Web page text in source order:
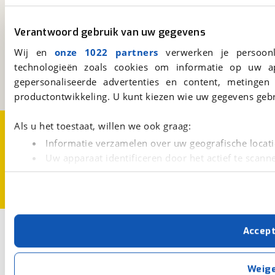
Verantwoord gebruik van uw gegevens
Wij en onze 1022 partners verwerken je
technologieën zoals cookies om informatie op
gepersonaliseerde advertenties en content,
productontwikkeling. U kunt kiezen wie uw gegevens
Als u het toestaat, willen we ook graag:
Informatie verzamelen over uw geografische
Uw apparaat identificeren door het actief te
Lees meer over hoe uw persoonlijke gegevens worden
Met cookies en vergelijkbare technieken zorgen we
cookies zorgen ervoor dat de website goed werkt.
verbeteren. We tonen je graag relevante advertenties
buiten onze website volgt – uiteraard op
viaBOVAG.nl
Kosterijland15
3981 AJ
Bunnik
Een initiatief van
BOVAG
Over viaBOVAG.nlDisclaimer- en Privacyverklaring